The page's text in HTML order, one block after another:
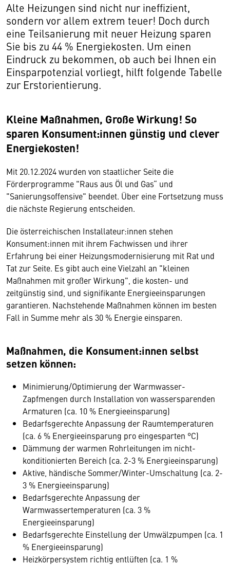
Alte Heizungen sind nicht nur ineffizient,
sondern vor allem extrem teuer! Doch durch
eine Teilsanierung mit neuer Heizung sparen
Sie bis zu 44 % Energiekosten. Um einen
Eindruck zu bekommen, ob auch bei Ihnen ein
Einsparpotenzial vorliegt, hilft folgende Tabelle
zur Erstorientierung.
Kleine Maßnahmen, Große Wirkung! So
sparen Konsument:innen günstig und clever
Energiekosten!
Mit 20.12.2024 wurden von staatlicher Seite die
Förderprogramme "Raus aus Öl und Gas“ und
"Sanierungsoffensive" beendet. Über eine Fortsetzung muss
die nächste Regierung entscheiden.
Die österreichischen Installateur:innen stehen
Konsument:innen mit ihrem Fachwissen und ihrer
Erfahrung bei einer Heizungsmodernisierung mit Rat und
Tat zur Seite. Es gibt auch eine Vielzahl an "kleinen
Maßnahmen mit großer Wirkung", die kosten- und
zeitgünstig sind, und signifikante Energieeinsparungen
garantieren. Nachstehende Maßnahmen können im besten
Fall in Summe mehr als 30 % Energie einsparen.
Maßnahmen, die Konsument:innen selbst
setzen können:
Minimierung/Optimierung der Warmwasser-
Zapfmengen durch Installation von wassersparenden
Armaturen (ca. 10 % Energieeinsparung)
Bedarfsgerechte Anpassung der Raumtemperaturen
(ca. 6 % Energieeinsparung pro eingesparten °C)
Dämmung der warmen Rohrleitungen im nicht-
konditionierten Bereich (ca. 2-3 % Energieeinsparung)
Aktive, händische Sommer/Winter-Umschaltung (ca. 2-
3 % Energieeinsparung)
Bedarfsgerechte Anpassung der
Warmwassertemperaturen (ca. 3 %
Energieeinsparung)
Bedarfsgerechte Einstellung der Umwälzpumpen (ca. 1
% Energieeinsparung)
Heizkörpersystem richtig entlüften (ca. 1 %